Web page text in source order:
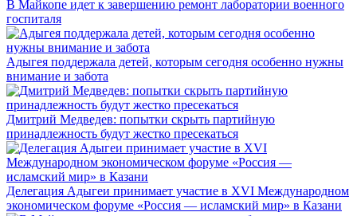
В Майкопе идет к завершению ремонт лаборатории военного
госпиталя
Адыгея поддержала детей, которым сегодня особенно нужны
внимание и забота
Дмитрий Медведев: попытки скрыть партийную
принадлежность будут жестко пресекаться
Делегация Адыгеи принимает участие в XVI Международном
экономическом форуме «Россия — исламский мир» в Казани